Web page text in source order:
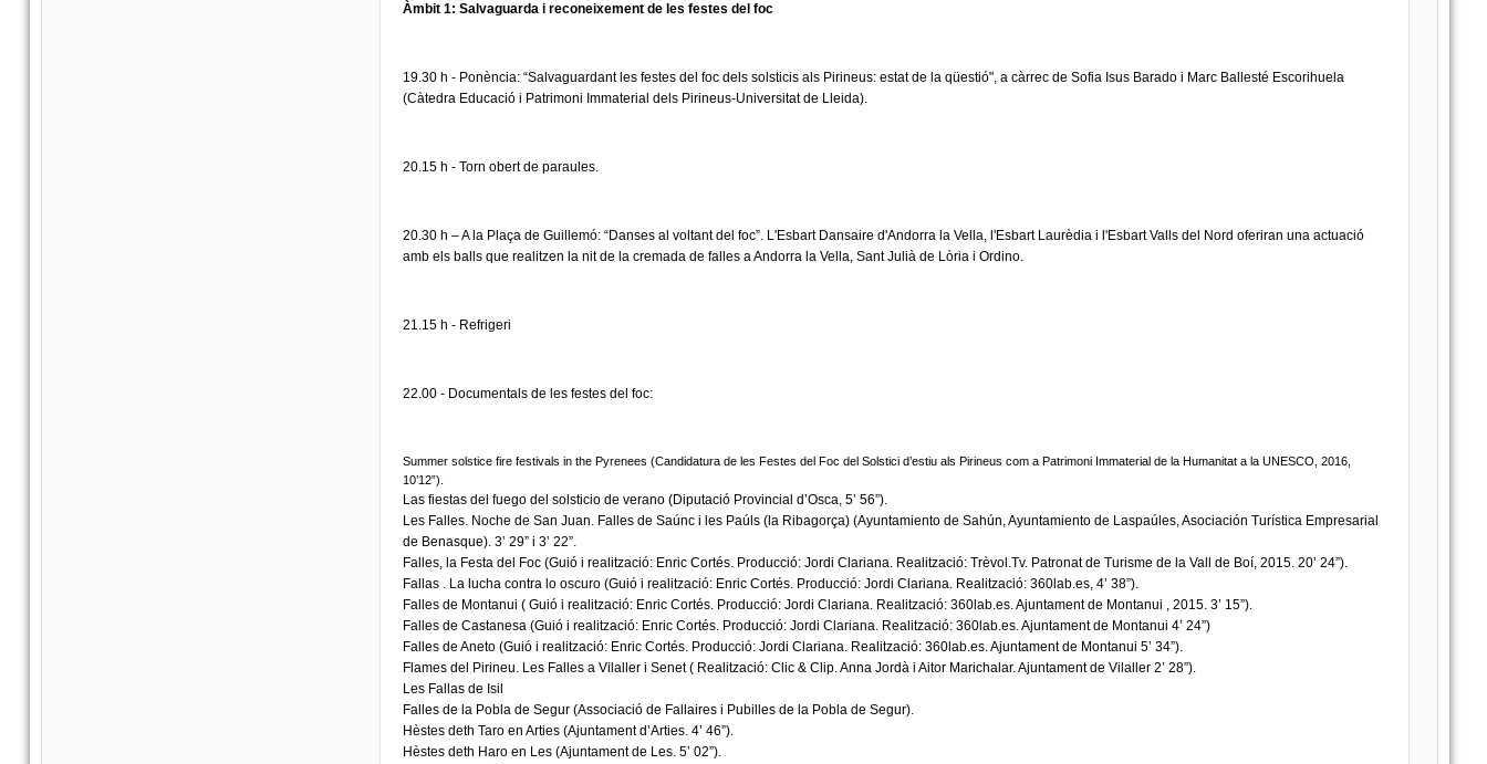
Àmbit 1: Salvaguarda i reconeixement de les festes del foc
19.30 h - Ponència: “Salvaguardant les festes del foc dels solsticis als Pirineus: estat de la qüestió", a càrrec de Sofia Isus Barado i Marc Ballesté Escorihuela
(Càtedra Educació i Patrimoni Immaterial dels Pirineus-Universitat de Lleida).
20.15 h - Torn obert de paraules.
20.30 h – A la Plaça de Guillemó: “Danses al voltant del foc”. L'Esbart Dansaire d'Andorra la Vella, l'Esbart Laurèdia i l'Esbart Valls del Nord oferiran una actuació
amb els balls que realitzen la nit de la cremada de falles a Andorra la Vella, Sant Julià de Lòria i Ordino.
21.15 h - Refrigeri
22.00 - Documentals de les festes del foc:
Summer solstice fire festivals in the Pyrenees (Candidatura de les Festes del Foc del Solstici d’estiu als Pirineus com a Patrimoni Immaterial de la Humanitat a la UNESCO, 2016,
10’12”).
Las fiestas del fuego del solsticio de verano (Diputació Provincial d’Osca, 5’ 56”).
Les Falles. Noche de San Juan. Falles de Saúnc i les Paúls (la Ribagorça) (Ayuntamiento de Sahún, Ayuntamiento de Laspaúles, Asociación Turística Empresarial
de Benasque). 3’ 29” i 3’ 22”.
Falles, la Festa del Foc (Guió i realització: Enric Cortés. Producció: Jordi Clariana. Realització: Trèvol.Tv. Patronat de Turisme de la Vall de Boí, 2015. 20’ 24”).
Fallas . La lucha contra lo oscuro (Guió i realització: Enric Cortés. Producció: Jordi Clariana. Realització: 360lab.es, 4’ 38”).
Falles de Montanui ( Guió i realització: Enric Cortés. Producció: Jordi Clariana. Realització: 360lab.es. Ajuntament de Montanui , 2015. 3’ 15”).
Falles de Castanesa (Guió i realització: Enric Cortés. Producció: Jordi Clariana. Realització: 360lab.es. Ajuntament de Montanui 4’ 24”)
Falles de Aneto (Guió i realització: Enric Cortés. Producció: Jordi Clariana. Realització: 360lab.es. Ajuntament de Montanui 5’ 34”).
Flames del Pirineu. Les Falles a Vilaller i Senet ( Realització: Clic & Clip. Anna Jordà i Aitor Marichalar. Ajuntament de Vilaller 2’ 28”).
Les Fallas de Isil
Falles de la Pobla de Segur (Associació de Fallaires i Pubilles de la Pobla de Segur).
Hèstes deth Taro en Arties (Ajuntament d’Arties. 4’ 46”).
Hèstes deth Haro en Les (Ajuntament de Les. 5’ 02”).